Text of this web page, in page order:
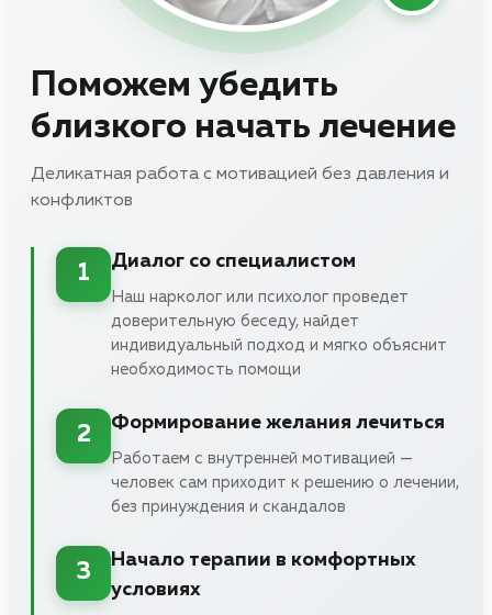
Поможем убедить
близкого начать лечение
Деликатная работа с мотивацией без давления и
конфликтов
1
Диалог со специалистом
Наш нарколог или психолог проведет
доверительную беседу, найдет
индивидуальный подход и мягко объяснит
необходимость помощи
2
Формирование желания лечиться
Работаем с внутренней мотивацией —
человек сам приходит к решению о лечении,
без принуждения и скандалов
3
Начало терапии в комфортных
условиях